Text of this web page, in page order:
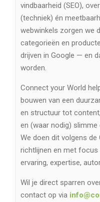
vindbaarheid (SEO),
(techniek) én
webwinkels zorgen we
categorieën en
drijven in Google — en
worden.
Connect your World
bouwen van een
en structuur tot
en (waar nodig) slimme
We doen dit volgens
richtlijnen en met focus
ervaring, expertise,
Wil je direct sparren
contact op via